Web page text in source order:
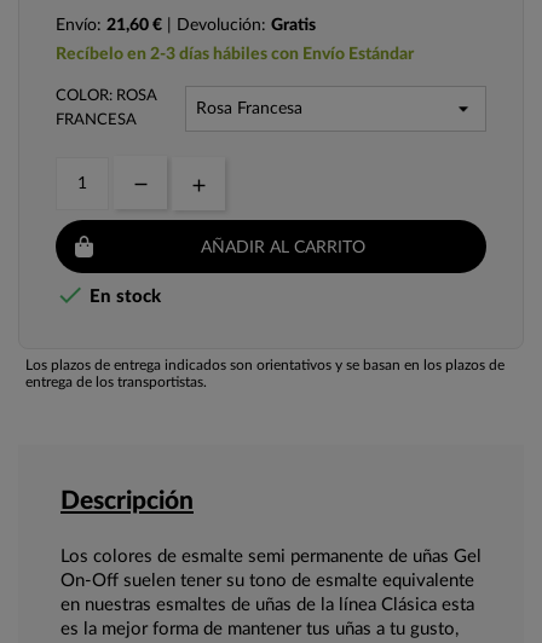
Envío: 21,60 € | Devolución: Gratis
Recíbelo en 2-3 días hábiles con Envío Estándar
COLOR: ROSA
FRANCESA
AÑADIR AL CARRITO
 En stock
Los plazos de entrega indicados son orientativos y se basan en los plazos de
entrega de los transportistas.
Descripción
Los colores de esmalte semi permanente de uñas Gel
On-Off suelen tener su tono de esmalte equivalente
en nuestras esmaltes de uñas de la línea Clásica esta
es la mejor forma de mantener tus uñas a tu gusto,